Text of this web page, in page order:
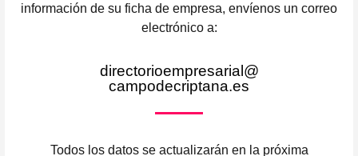
información de su ficha de empresa, envíenos un correo
electrónico a:
directorioempresarial@
campodecriptana.es
Todos los datos se actualizarán en la próxima